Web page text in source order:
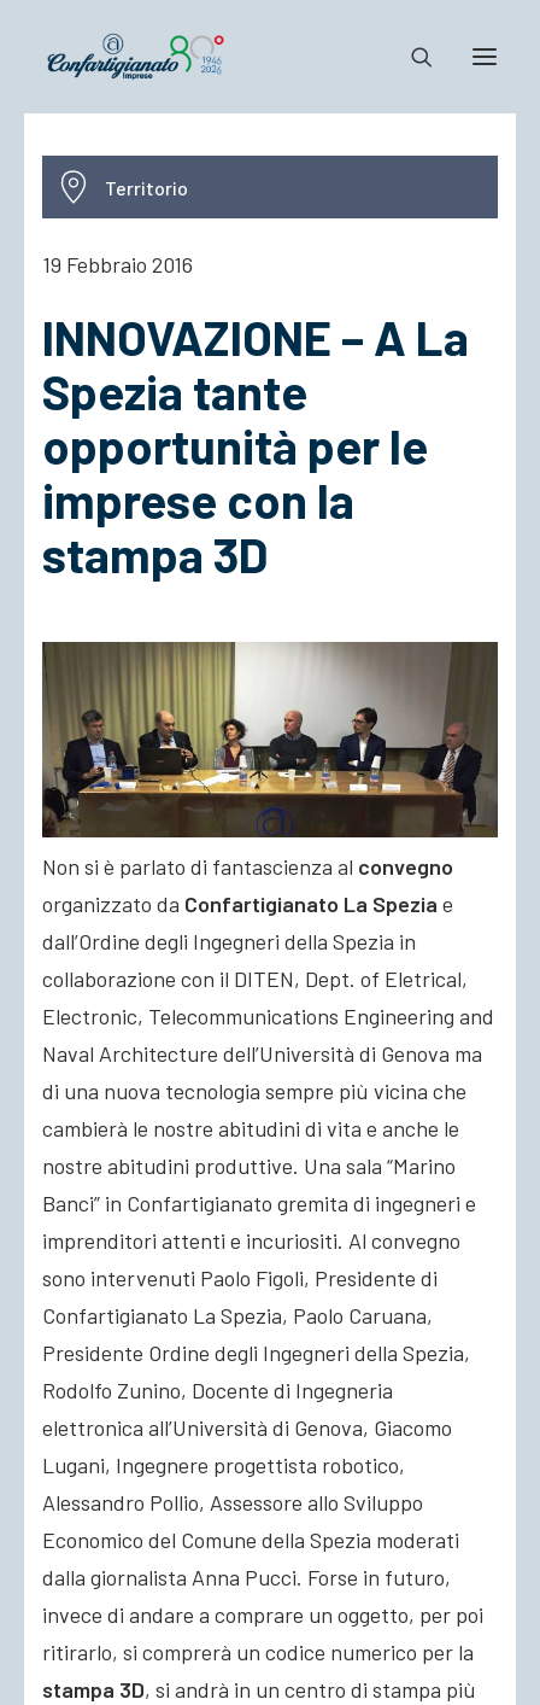
Notizie e Documenti
Confartigianato
Cosa Facciamo
Territorio
19 Febbraio 2016
INNOVAZIONE – A La
Spezia tante
opportunità per le
imprese con la
stampa 3D
Non si è parlato di fantascienza al convegno
organizzato da Confartigianato La Spezia e
dall’Ordine degli Ingegneri della Spezia in
collaborazione con il DITEN, Dept. of Eletrical,
Electronic, Telecommunications Engineering and
Naval Architecture dell’Università di Genova ma
di una nuova tecnologia sempre più vicina che
cambierà le nostre abitudini di vita e anche le
nostre abitudini produttive. Una sala “Marino
Banci” in Confartigianato gremita di ingegneri e
imprenditori attenti e incuriositi. Al convegno
sono intervenuti Paolo Figoli, Presidente di
Confartigianato La Spezia, Paolo Caruana,
Presidente Ordine degli Ingegneri della Spezia,
Rodolfo Zunino, Docente di Ingegneria
elettronica all’Università di Genova, Giacomo
Lugani, Ingegnere progettista robotico,
Alessandro Pollio, Assessore allo Sviluppo
Economico del Comune della Spezia moderati
dalla giornalista Anna Pucci. Forse in futuro,
invece di andare a comprare un oggetto, per poi
ritirarlo, si comprerà un codice numerico per la
stampa 3D, si andrà in un centro di stampa più